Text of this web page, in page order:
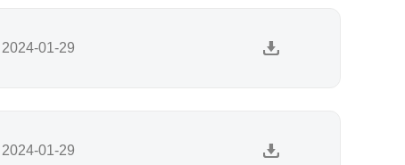
2024-01-29
2024-01-29